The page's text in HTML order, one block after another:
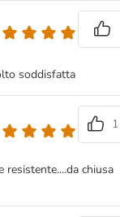
soddisfatta
1
resistente....da chiusa